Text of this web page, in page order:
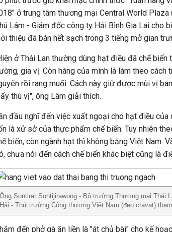
ở trung tâm thương mại Central World Plaza
Lâm - Giám đốc công ty Hải Bình Gia Lai cho
thiệu đã bán hết sạch trong 3 tiếng mở gian
ở Thái Lan thường dùng hạt điều đã chế biến
gia vị. Còn hàng của mình là làm theo cách
rồi rang muối. Cách này giữ được mùi vị
thú vị", ông Lâm giải thích.
đầu nghĩ đến việc xuất ngoại cho hạt điều của
là xử sở của thực phẩm chế biến. Tuy nhiên
biến, còn ngành hạt thì không bằng Việt Nam.
chưa nói đến cách chế biến khác biệt cũng là
Ông Sontirat Sontijirawong - Bộ trưởng Thương mại Thái
Hải - Thứ trưởng Công thương Việt Nam (đeo cravat)
đến phở gà ăn liền là "át chủ bài" cho kế